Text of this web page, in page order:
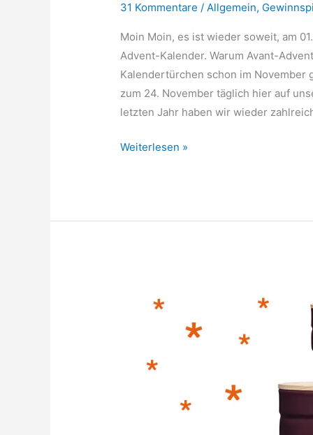
31 Kommentare /Allgemein,
Moin Moin, es ist wieder soweit, am
Advent-Kalender. Warum Avant-
Kalendertürchen schon im November
zum 24. November täglich hier auf
letzten Jahr haben wir wieder
Bleywaren
Gewinnspiel
Weiterlesen »